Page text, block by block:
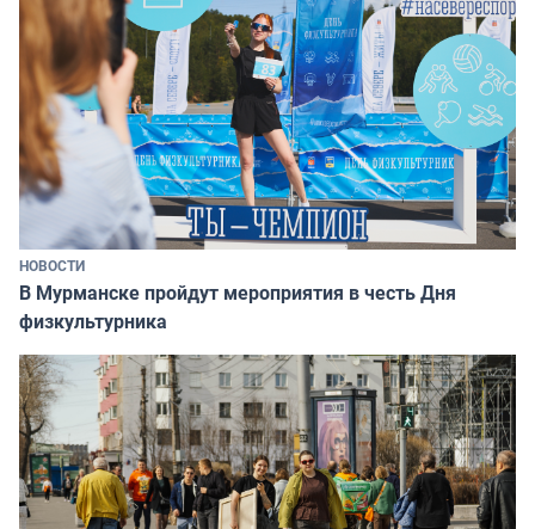
НОВОСТИ
В Мурманске пройдут мероприятия в честь Дня
физкультурника